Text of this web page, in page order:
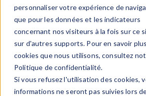
personnaliser votre expérience de
que pour les données et les indicateurs
concernant nos visiteurs à la fois sur ce
sur d'autres supports. Pour en savoir
cookies que nous utilisons, consultez
Politique de confidentialité.
Si vous refusez l'utilisation des cookies,
informations ne seront pas suivies lors
Bienvenue sur
COMSOL Access est un service
utilisateurs et contacts.